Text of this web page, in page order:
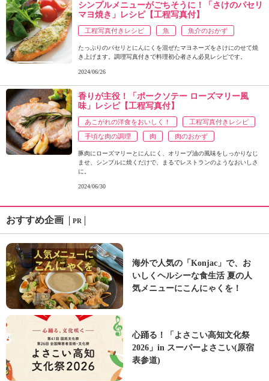
シンプルメニューがごちそうに！「さけのパセリ
マヨ焼き」レシピ【工程写真付】
工程写真付きレシピ 魚 魚介のおかず
たっぷりのパセリとにんにくを混ぜたマヨネーズをさけにのせて焼
き上げます。調理写真付きで料理初心者さん必見レシピです。
2024/06/26
香りが主役！「ポークソテー ローズマリー風
味」レシピ【工程写真付】
あこがれの洋食をおいしく！
工程写真付きレシピ
手頃な肉の調理
肉 肉のおかず
豚肉にローズマリーとにんにく、オリーブ油の風味をしっかりなじ
ませ、シンプルに焼くだけで、まるでレストランのようなおいしさ
に。
2024/06/30
おすすめ企画 PR
海外で人気の「Konjac」で、お
いしくヘルシーな食生活 夏の人
気メニューにこんにゃくを！
心踊る！「よさこい高知文化祭
2026」in スーパーよさこい(原宿
表参道)